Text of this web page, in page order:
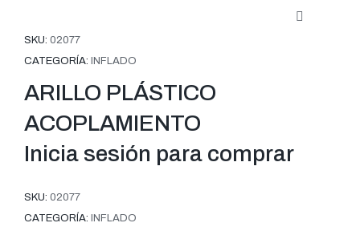
SKU: 02077
CATEGORÍA:
INFLADO
ARILLO PLÁSTICO
ACOPLAMIENTO
Inicia sesión para comprar
SKU: 02077
CATEGORÍA:
INFLADO